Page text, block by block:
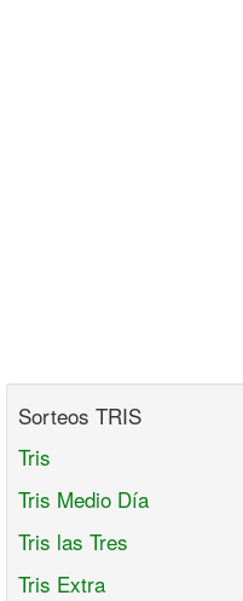
Sorteos TRIS
Tris
Tris Medio Día
Tris las Tres
Tris Extra